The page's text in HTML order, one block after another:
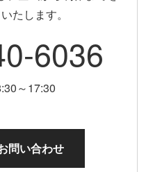
たします。
6036
～17:30
問い合わせ